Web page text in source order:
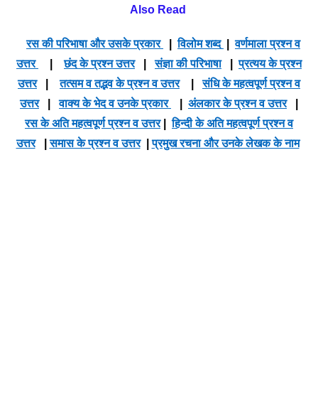
Also Read
रस की परिभाषा और उसके प्रकार |विलोम शब्द |वर्णमाला प्रश्न व
उत्तर
|छंद के प्रश्न उत्तर|संज्ञा की परिभाषा|प्रत्यय के प्रश्न
उत्तर|तत्सम व तद्भव के प्रश्न व उत्तर|संधि के महत्वपूर्ण प्रश्न व
उत्तर|वाक्य के भेद व उनके प्रकार अंलकार के प्रश्न व उत्तर|
रस के अति महत्वपूर्ण प्रश्न व उत्तर|हिन्दी के अति महत्वपूर्ण प्रश्न व
उत्तर|समास के प्रश्न व उत्तर|प्रमुख रचना और उनके लेखक के नाम